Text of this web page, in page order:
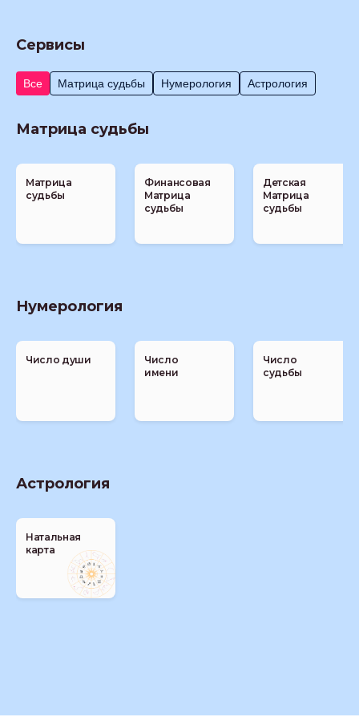
Сервисы
Все Матрица судьбы Нумерология Астрология
Матрица судьбы
Матрица
судьбы
Финансовая
Матрица
судьбы
Детская
Матрица
судьбы
Нумерология
Число души
Число
имени
Число
судьбы
Астрология
Натальная
карта